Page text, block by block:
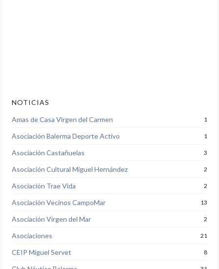
NOTICIAS
Amas de Casa Virgen del Carmen 1
Asociación Balerma Deporte Activo 1
Asociación Castañuelas 3
Asociación Cultural Miguel Hernández 2
Asociación Trae Vida 2
Asociación Vecinos CampoMar 13
Asociación Virgen del Mar 2
Asociaciones 21
CEIP Miguel Servet 8